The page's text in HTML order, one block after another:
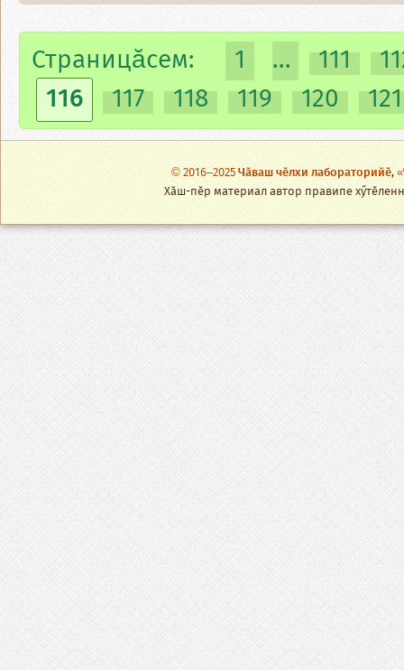
Страницăсем: 1 ... 111
116
117 118 119 120 121
© 2016–2025Чӑваш чӗлхи лабораторийӗ,
Хӑш-пӗр материал автор правипе